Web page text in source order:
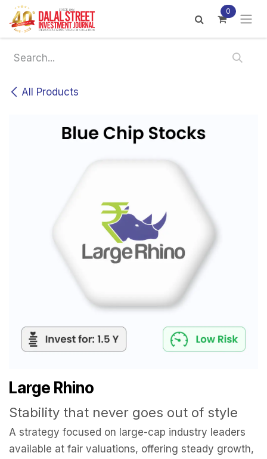
Skip to Content 0
All Products
Large Rhino
Stability that never goes out of style
A strategy focused on large-cap industry leaders
available at fair valuations, offering steady growth,